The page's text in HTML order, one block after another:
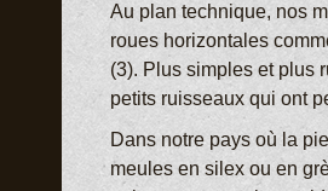
Au plan technique, nos
roues horizontales
(3). Plus simples et plus
petits ruisseaux qui ont
Dans notre pays où la
meules en silex ou en